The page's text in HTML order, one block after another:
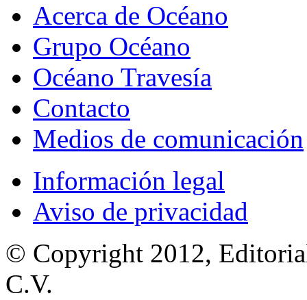
Acerca de Océano
Grupo Océano
Océano Travesía
Contacto
Medios de comunicación
Información legal
Aviso de privacidad
© Copyright 2012,
C.V.